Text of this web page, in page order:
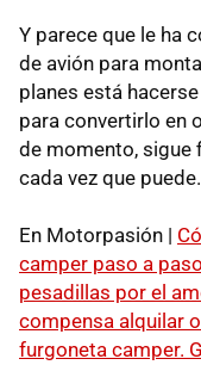
Y parece que le ha
de avión para
planes está
para convertirlo en
de momento, sigue
cada vez que
En Motorpasión |
camper paso a
pesadillas por el
compensa alquilar
furgoneta camper.